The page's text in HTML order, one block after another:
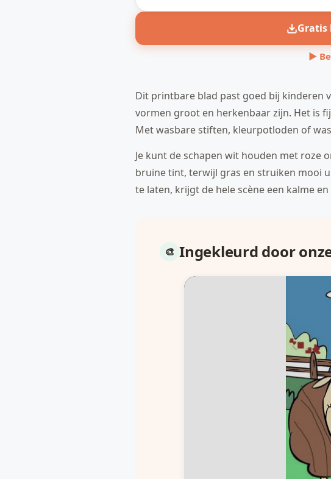
▶
Dit printbare blad past goed bij kinderen
vormen groot en herkenbaar zijn. Het is
Met wasbare stiften, kleurpotloden of
Je kunt de schapen wit houden met roze
bruine tint, terwijl gras en struiken mooi
te laten, krijgt de hele scène een kalme
Ingekleurd door